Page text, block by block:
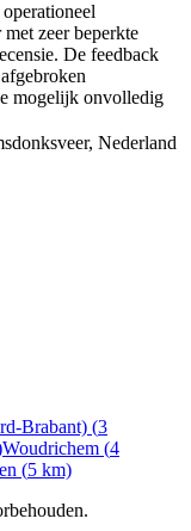
zeer beperkte
De feedback
mogelijk onvolledig
Nederland
Brabant) (3
Woudrichem (4
(5 km)